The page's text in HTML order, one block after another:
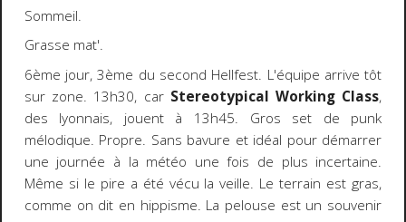
Sommeil.
Grasse mat'.
6ème jour, 3ème du second Hellfest. L'équipe arrive tôt
sur zone. 13h30, car Stereotypical Working Class,
des lyonnais, jouent à 13h45. Gros set de punk
mélodique. Propre. Sans bavure et idéal pour démarrer
une journée à la météo une fois de plus incertaine.
Même si le pire a été vécu la veille. Le terrain est gras,
comme on dit en hippisme. La pelouse est un souvenir